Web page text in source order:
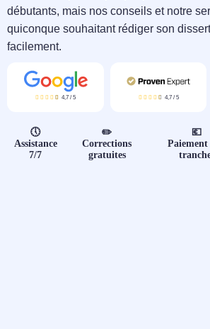
débutants, mais nos conseils et notre
quiconque souhaitant rédiger son
facilement.
4,7 / 5 4,7/ 5
🕔
Assistance
7/7
✏️
Corrections
gratuites
💶